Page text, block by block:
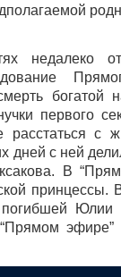
недалеко от
богатой
первого
с
дней с ней
В
принцессы.
Юлии
эфире”